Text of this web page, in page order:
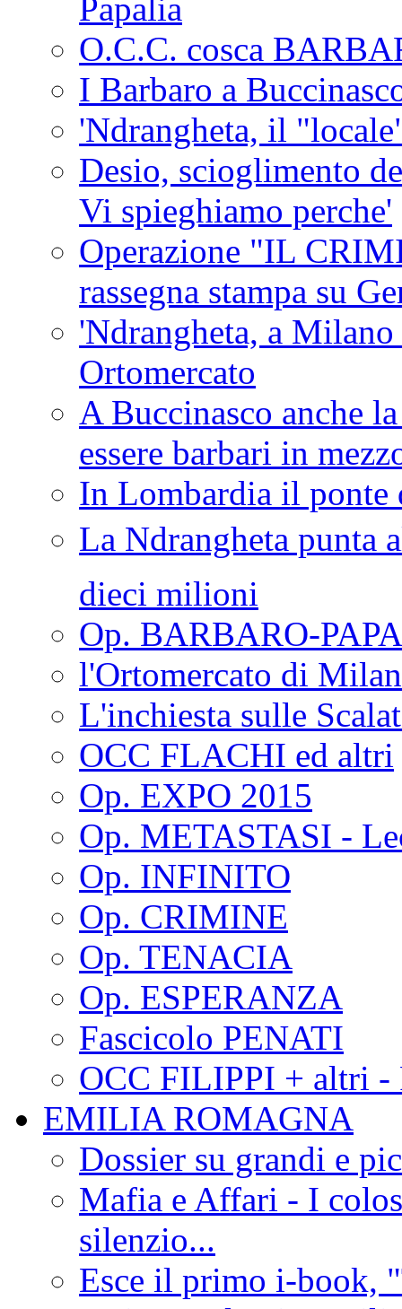
Papalia
O.C.C. cosca
I Barbaro a
'Ndrangheta, il
Desio, scioglimento
Vi spieghiamo perche'
Operazione "IL
rassegna stampa su
'Ndrangheta, a Milano
Ortomercato
A Buccinasco anche
essere barbari in
In Lombardia il ponte
La Ndrangheta
dieci milioni
Op. BARBARO-
l'Ortomercato di
L'inchiesta sulle
OCC FLACHI ed altri
Op. EXPO 2015
Op. METASTASI -
Op. INFINITO
Op. CRIMINE
Op. TENACIA
Op. ESPERANZA
Fascicolo PENATI
OCC FILIPPI + altri -
EMILIA ROMAGNA
Dossier su grandi e
Mafia e Affari - I
silenzio...
Esce il primo i-book,